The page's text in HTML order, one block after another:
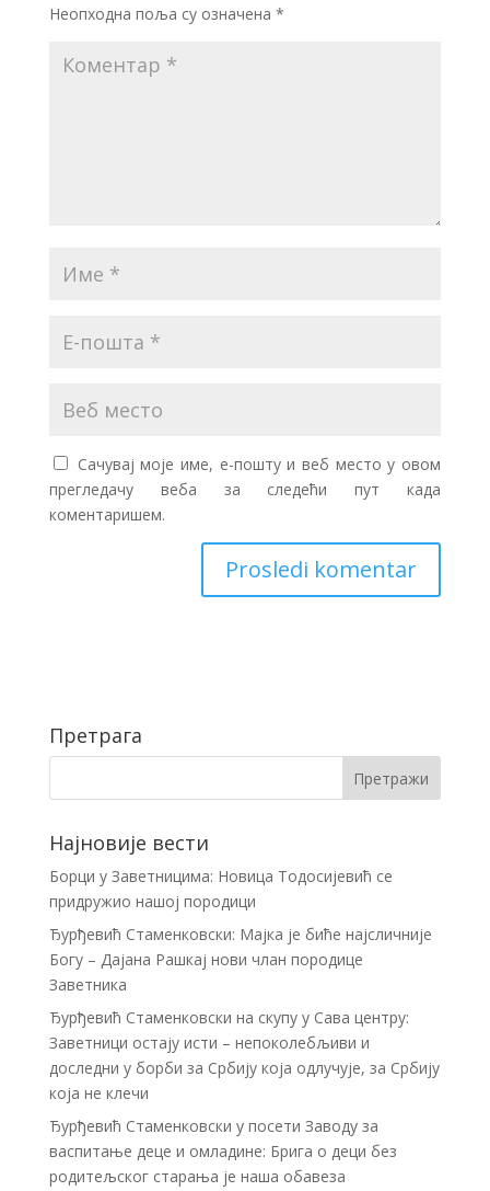
Неопходна поља су означена *
Сачувај моје име, е-пошту и веб место у овом
прегледачу веба за следећи пут када
коментаришем.
Претрага
Најновије вести
Борци у Заветницима: Новица Тодосијевић се
придружио нашој породици
Ђурђевић Стаменковски: Мајка је биће најсличније
Богу – Дајана Рашкај нови члан породице
Заветника
Ђурђевић Стаменковски на скупу у Сава центру:
Заветници остају исти – непоколебљиви и
доследни у борби за Србију која одлучује, за Србију
која не клечи
Ђурђевић Стаменковски у посети Заводу за
васпитање деце и омладине: Брига о деци без
родитељског старања је наша обавеза